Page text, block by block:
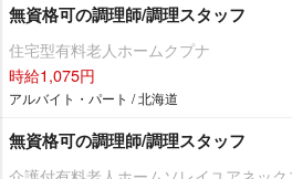
無資格可の調理師/調理スタッフ
住宅型有料老人ホームクプナ
時給1,075円
アルバイト・パート / 北海道
無資格可の調理師/調理スタッフ